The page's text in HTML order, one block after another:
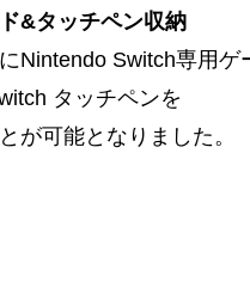
&タッチペン収納
Nintendo Switch専用ゲ
タッチペンを
が可能となりました。